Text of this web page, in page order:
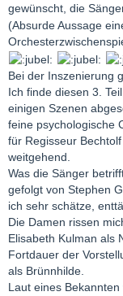
gewünscht, die
(Absurde Aussage
Bei der Inszenierung
Ich finde diesen 3.
einigen Szenen
feine psychologische
für Regisseur
weitgehend.
Was die Sänger
gefolgt von Stephen
ich sehr schätze,
Die Damen rissen
Elisabeth Kulman als
Fortdauer der
als Brünnhilde.
Laut eines